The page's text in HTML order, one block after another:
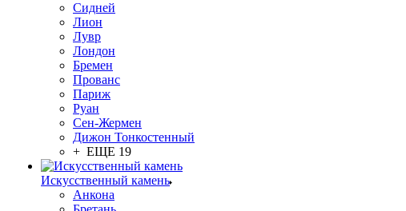
Сидней
Лион
Лувр
Лондон
Бремен
Прованс
Париж
Руан
Сен-Жермен
Дижон Тонкостенный
+ ЕЩЕ 19
Искусственный камень
Анкона